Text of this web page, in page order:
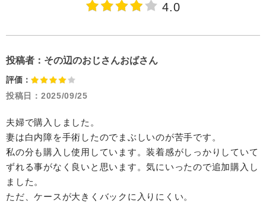
4.0
投稿者： その辺のおじさんおばさん
評価：
投稿日： 2025/09/25
夫婦で購入しました。
妻は白内障を手術したのでまぶしいのが苦手です。
私の分も購入し使用しています。装着感がしっかりしていて
ずれる事がなく良いと思います。気にいったので追加購入し
ました。
ただ、ケースが大きくバックに入りにくい。